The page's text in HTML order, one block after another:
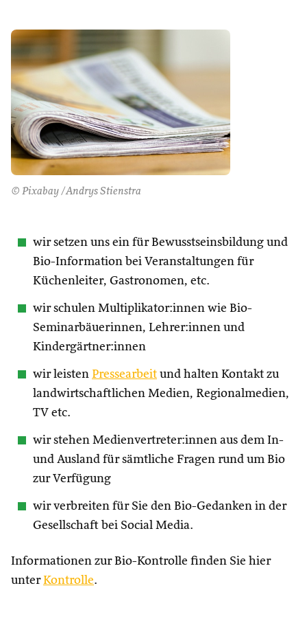
© Pixabay /Andrys Stienstra
wir setzen uns ein für Bewusstseinsbildung und
Bio-Information bei Veranstaltungen für
Küchenleiter, Gastronomen, etc.
wir schulen Multiplikator:innen wie Bio-
Seminarbäuerinnen, Lehrer:innen und
Kindergärtner:innen
wir leisten Pressearbeit und halten Kontakt zu
landwirtschaftlichen Medien, Regionalmedien,
TV etc.
wir stehen Medienvertreter:innen aus dem In-
und Ausland für sämtliche Fragen rund um Bio
zur Verfügung
wir verbreiten für Sie den Bio-Gedanken in der
Gesellschaft bei Social Media.
Informationen zur Bio-Kontrolle finden Sie hier
unterKontrolle.